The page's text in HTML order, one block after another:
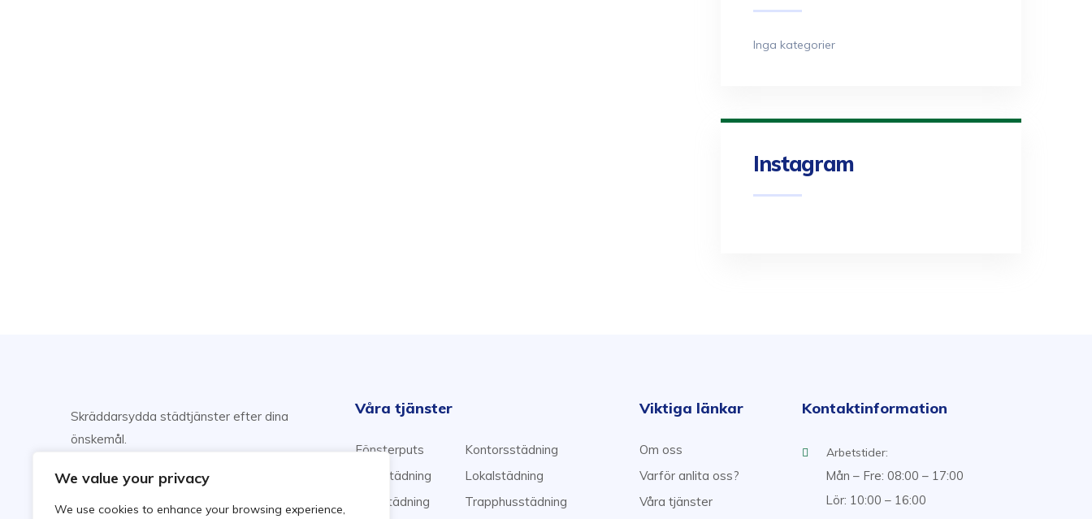
We value your privacy
We use cookies to enhance your browsing experience,
Inga kategorier
Instagram
Skräddarsydda städtjänster efter dina
önskemål.
Njut av din fritid, vi sköter städning!
Våra tjänster
Fönsterputs
Hemstädning
Flyttstädning
Kontorsstädning
Lokalstädning
Trapphusstädning
Viktiga länkar
Om oss
Varför anlita oss?
Våra tjänster
Kontaktinformation
Arbetstider:
Mån – Fre: 08:00 – 17:00
Lör: 10:00 – 16:00